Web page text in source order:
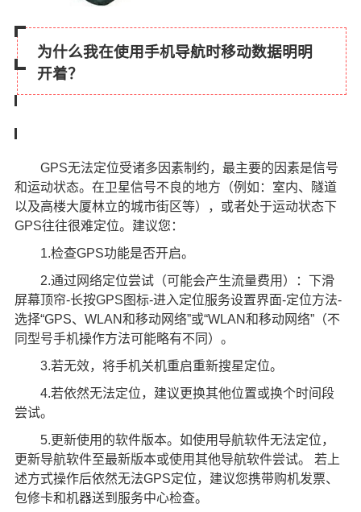
为什么我在使用手机导航时移动数据明明
开着？
GPS无法定位受诸多因素制约，最主要的因素是信号
和运动状态。在卫星信号不良的地方（例如：室内、隧道
以及高楼大厦林立的城市街区等），或者处于运动状态下
GPS往往很难定位。建议您：
1.检查GPS功能是否开启。
2.通过网络定位尝试（可能会产生流量费用）：下滑
屏幕顶帘-长按GPS图标-进入定位服务设置界面-定位方法-
选择“GPS、WLAN和移动网络”或“WLAN和移动网络”（不
同型号手机操作方法可能略有不同）。
3.若无效，将手机关机重启重新搜星定位。
4.若依然无法定位，建议更换其他位置或换个时间段
尝试。
5.更新使用的软件版本。如使用导航软件无法定位，
更新导航软件至最新版本或使用其他导航软件尝试。 若上
述方式操作后依然无法GPS定位，建议您携带购机发票、
包修卡和机器送到服务中心检查。